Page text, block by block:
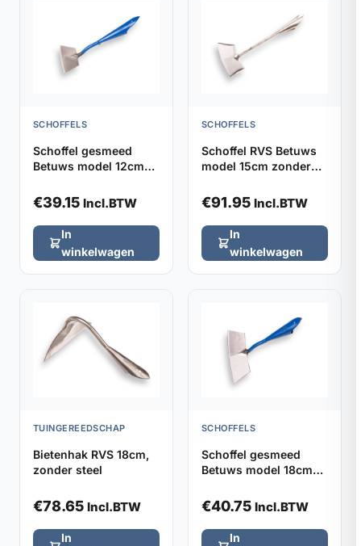
SCHOFFELS
Schoffel gesmeed
Betuws model 12cm
€39.15 Incl.BTW
In
winkelwagen
SCHOFFELS
Schoffel RVS Betuws
model 15cm zonder
€91.95 Incl.BTW
In
winkelwagen
TUINGEREEDSCHAP
Bietenhak RVS 18cm,
zonder steel
€78.65 Incl.BTW
In
SCHOFFELS
Schoffel gesmeed
Betuws model 18cm
€40.75 Incl.BTW
In